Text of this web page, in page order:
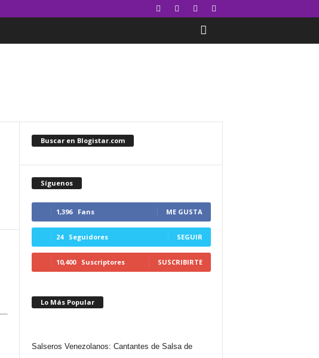
Buscar en Blogistar.com
Síguenos
1,396 Fans ME GUSTA
24 Seguidores SEGUIR
10,400 Suscriptores SUSCRIBIRTE
Lo Más Popular
Salseros Venezolanos: Cantantes de Salsa de